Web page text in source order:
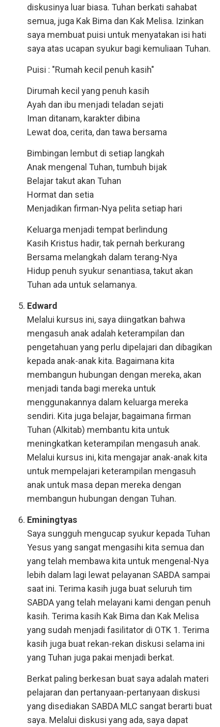
diskusinya luar biasa. Tuhan berkati sahabat
semua, juga Kak Bima dan Kak Melisa. Izinkan
saya membuat puisi untuk menyatakan isi hati
saya atas ucapan syukur bagi kemuliaan Tuhan.
Puisi : "Rumah kecil penuh kasih"
Dirumah kecil yang penuh kasih
Ayah dan ibu menjadi teladan sejati
Iman ditanam, karakter dibina
Lewat doa, cerita, dan tawa bersama
Bimbingan lembut di setiap langkah
Anak mengenal Tuhan, tumbuh bijak
Belajar takut akan Tuhan
Hormat dan setia
Menjadikan firman-Nya pelita setiap hari
Keluarga menjadi tempat berlindung
Kasih Kristus hadir, tak pernah berkurang
Bersama melangkah dalam terang-Nya
Hidup penuh syukur senantiasa, takut akan
Tuhan ada untuk selamanya.
Edward
Melalui kursus ini, saya diingatkan bahwa
mengasuh anak adalah keterampilan dan
pengetahuan yang perlu dipelajari dan dibagikan
kepada anak-anak kita. Bagaimana kita
membangun hubungan dengan mereka, akan
menjadi tanda bagi mereka untuk
menggunakannya dalam keluarga mereka
sendiri. Kita juga belajar, bagaimana firman
Tuhan (Alkitab) membantu kita untuk
meningkatkan keterampilan mengasuh anak.
Melalui kursus ini, kita mengajar anak-anak kita
untuk mempelajari keterampilan mengasuh
anak untuk masa depan mereka dengan
membangun hubungan dengan Tuhan.
Eminingtyas
Saya sungguh mengucap syukur kepada Tuhan
Yesus yang sangat mengasihi kita semua dan
yang telah membawa kita untuk mengenal-Nya
lebih dalam lagi lewat pelayanan SABDA sampai
saat ini. Terima kasih juga buat seluruh tim
SABDA yang telah melayani kami dengan penuh
kasih. Terima kasih Kak Bima dan Kak Melisa
yang sudah menjadi fasilitator di OTK 1. Terima
kasih juga buat rekan-rekan diskusi selama ini
yang Tuhan juga pakai menjadi berkat.
Berkat paling berkesan buat saya adalah materi
pelajaran dan pertanyaan-pertanyaan diskusi
yang disediakan SABDA MLC sangat berarti buat
saya. Melalui diskusi yang ada, saya dapat